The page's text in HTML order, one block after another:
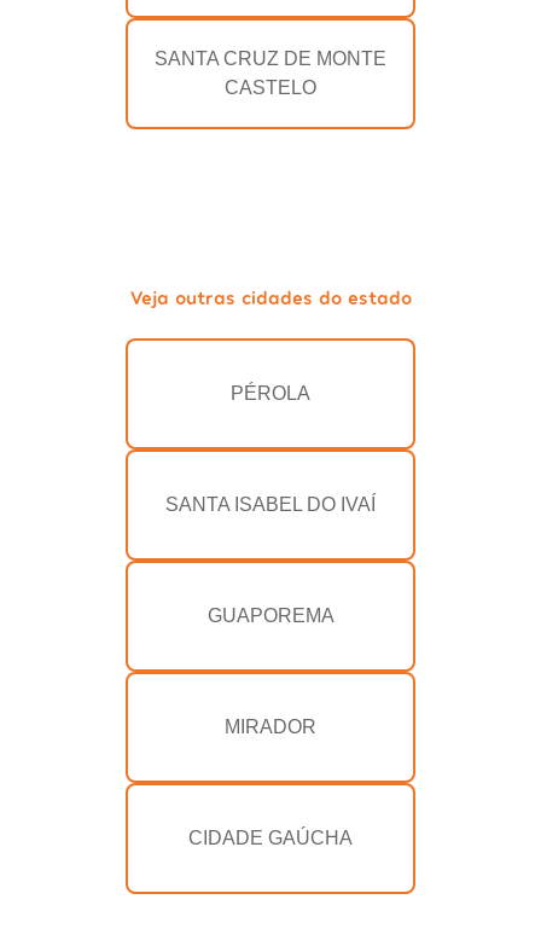
SANTA CRUZ DE MONTE
CASTELO
Veja outras cidades do estado
PÉROLA
SANTA ISABEL DO IVAÍ
GUAPOREMA
MIRADOR
CIDADE GAÚCHA